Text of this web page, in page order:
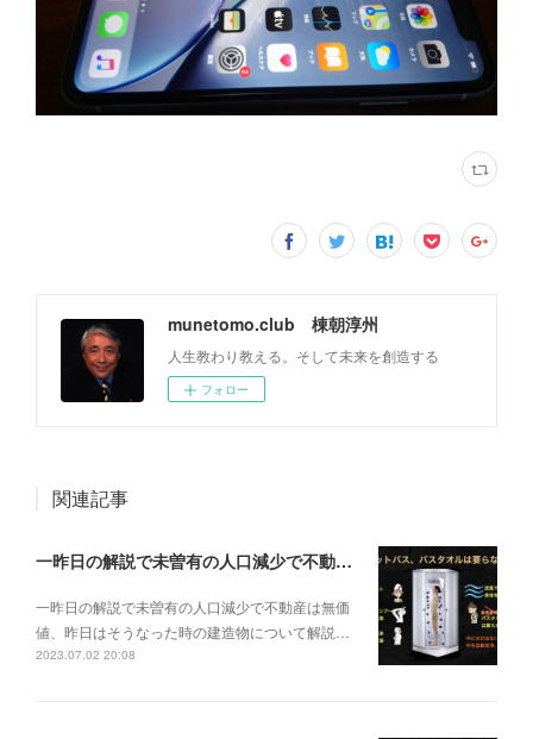
munetomo.club 棟朝淳州
人生教わり教える。そして未来を創造する
フォロー
関連記事
一昨日の解説で未曽有の人口減少で不動産は無価値、昨日はそうなった時の建造物について解説、今日からはその設備について解説をして行く。
一昨日の解説で未曽有の人口減少で不動産は無価
値、昨日はそうなった時の建造物について解説…
2023.07.02 20:08